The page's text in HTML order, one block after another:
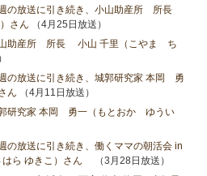
の放送に引き続き、小山助産所 所長
さん （4月25日放送）
山助産所 所長 小山​ 千里（こやま ち
の放送に引き続き、城郭研究家 本岡 勇
ん （4月11日放送）
研究家 本岡 勇一（もとおか ゆうい
の放送に引き続き、働くママの朝活会 in
ら ゆきこ）さん
（3月28日放送）